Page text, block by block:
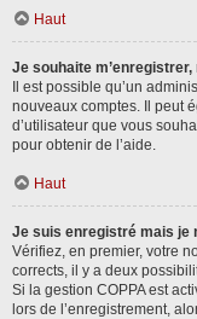
Haut
Je souhaite
Il est possible qu’un
nouveaux comptes. Il peut
d’utilisateur que vous
pour obtenir de l’aide.
Haut
Je suis enregistré mais je
Vérifiez, en premier, votre
corrects, il y a deux
Si la gestion COPPA est
lors de l’enregistrement,